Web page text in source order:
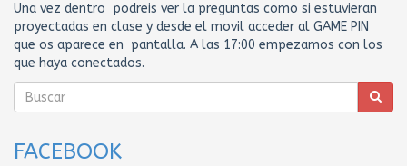
Una vez dentro podreis ver la preguntas como si estuvieran
proyectadas en clase y desde el movil acceder al GAME PIN
que os aparece en pantalla. A las 17:00 empezamos con los
que haya conectados.
FACEBOOK